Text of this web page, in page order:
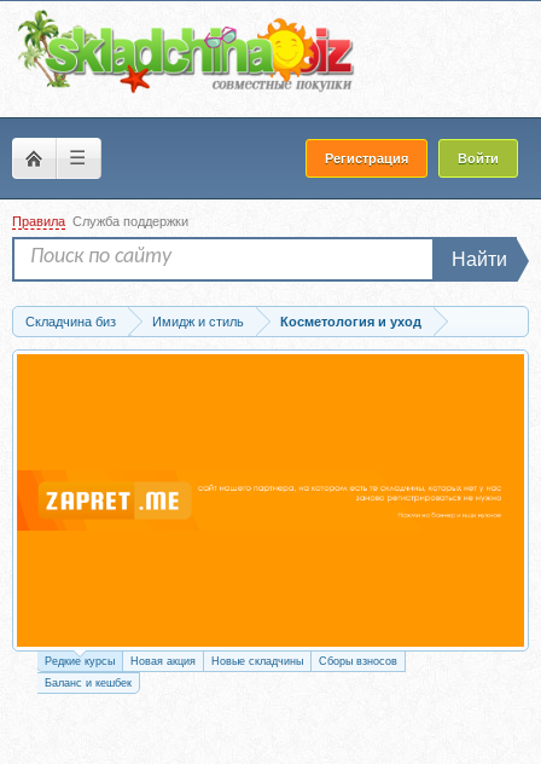
☰ Регистрация Войти
Правила Служба поддержки
Найти
Складчина биз Имидж и стиль
Косметология и уход
Запись Клуб омоложения и оздоровления. Сентябрь 2025 (Алесь Улищенко)
Редкие курсы Новая акция Новые складчины
Сборы взносов
Баланс и кешбек